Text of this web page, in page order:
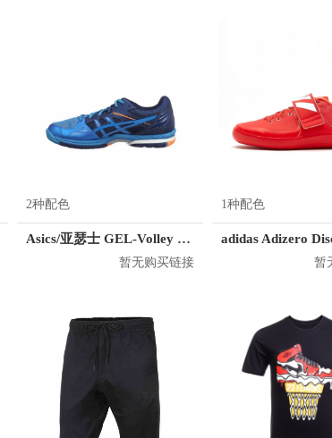
2种配色
Asics/亚瑟士 GEL-Volley Elite 3 训练鞋
暂无购买链接
1种配色
暂